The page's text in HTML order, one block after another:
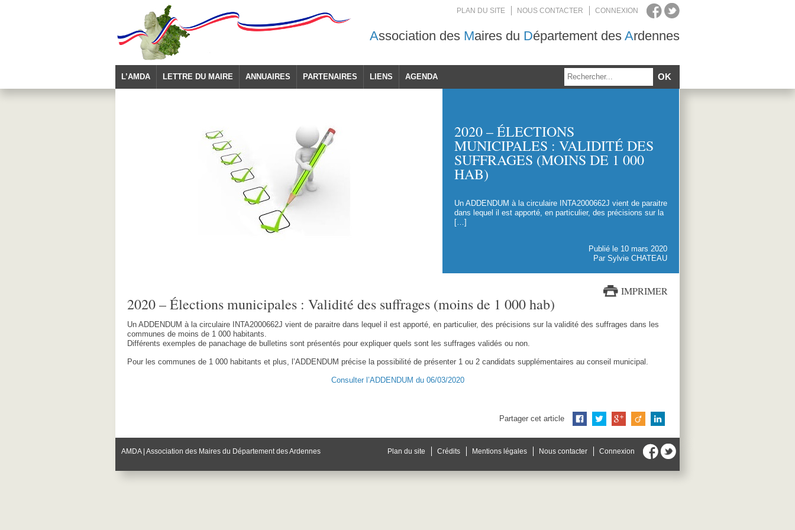
PLAN DU SITE NOUS CONTACTER CONNEXION
Association des Maires du Département des Ardennes
L’AMDA LETTRE DU MAIRE ANNUAIRES PARTENAIRES LIENS AGENDA
2020 – ÉLECTIONS
MUNICIPALES : VALIDITÉ DES
SUFFRAGES (MOINS DE 1 000
HAB)
Un ADDENDUM à la circulaire INTA2000662J vient de paraitre
dans lequel il est apporté, en particulier, des précisions sur la
[…]
Publié le 10 mars 2020
Par Sylvie CHATEAU
IMPRIMER
2020 – Élections municipales : Validité des suffrages (moins de 1 000 hab)
Un ADDENDUM à la circulaire INTA2000662J vient de paraitre dans lequel il est apporté, en particulier, des précisions sur la validité des suffrages dans les
communes de moins de 1 000 habitants.
Différents exemples de panachage de bulletins sont présentés pour expliquer quels sont les suffrages validés ou non.
Pour les communes de 1 000 habitants et plus, l’ADDENDUM précise la possibilité de présenter 1 ou 2 candidats supplémentaires au conseil municipal.
Consulter l’ADDENDUM du 06/03/2020
Partager cet article
AMDA | Association des Maires du Département des Ardennes Plan du site Crédits Mentions légales Nous contacter Connexion